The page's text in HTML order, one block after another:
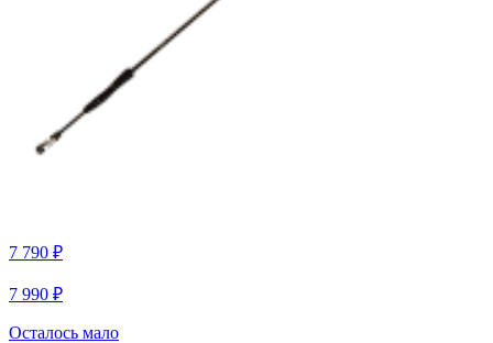
7 790 ₽
7 990 ₽
Осталось мало